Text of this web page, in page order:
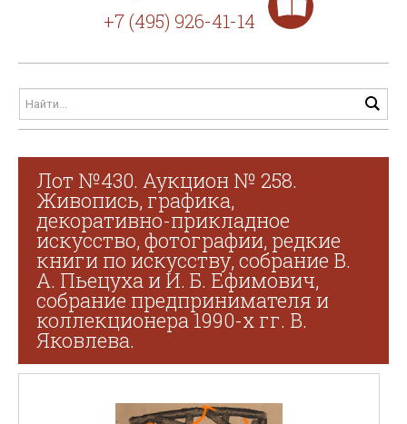
+7 (495) 926-41-14
Лот №430. Аукцион № 258.
Живопись, графика,
декоративно-прикладное
искусство, фотографии, редкие
книги по искусству, собрание В.
А. Пьецуха и И. Б. Ефимович,
собрание предпринимателя и
коллекционера 1990-х гг. В.
Яковлева.